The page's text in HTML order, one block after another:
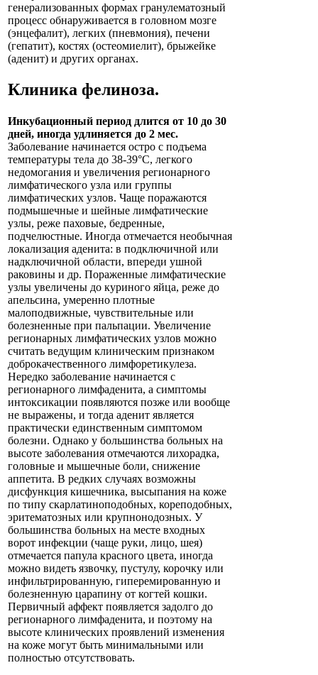
генерализованных формах гранулематозный
процесс обнаруживается в головном мозге
(энцефалит), легких (пневмония), печени
(гепатит), костях (остеомиелит), брыжейке
(аденит) и других органах.
Клиника фелиноза.
Инкубационный период длится от 10 до 30
дней, иногда удлиняется до 2 мес.
Заболевание начинается остро с подъема
температуры тела до 38-39°С, легкого
недомогания и увеличения регионарного
лимфатического узла или группы
лимфатических узлов. Чаще поражаются
подмышечные и шейные лимфатические
узлы, реже паховые, бедренные,
подчелюстные. Иногда отмечается необычная
локализация аденита: в подключичной или
надключичной области, впереди ушной
раковины и др. Пораженные лимфатические
узлы увеличены до куриного яйца, реже до
апельсина, умеренно плотные
малоподвижные, чувствительные или
болезненные при пальпации. Увеличение
регионарных лимфатических узлов можно
считать ведущим клиническим признаком
доброкачественного лимфоретикулеза.
Нередко заболевание начинается с
регионарного лимфаденита, а симптомы
интоксикации появляются позже или вообще
не выражены, и тогда аденит является
практически единственным симптомом
болезни. Однако у большинства больных на
высоте заболевания отмечаются лихорадка,
головные и мышечные боли, снижение
аппетита. В редких случаях возможны
дисфункция кишечника, высыпания на коже
по типу скарлатиноподобных, кореподобных,
эритематозных или крупнонодозных. У
большинства больных на месте входных
ворот инфекции (чаще руки, лицо, шея)
отмечается папула красного цвета, иногда
можно видеть язвочку, пустулу, корочку или
инфильтрированную, гиперемированную и
болезненную царапину от когтей кошки.
Первичный аффект появляется задолго до
регионарного лимфаденита, и поэтому на
высоте клинических проявлений изменения
на коже могут быть минимальными или
полностью отсутствовать.